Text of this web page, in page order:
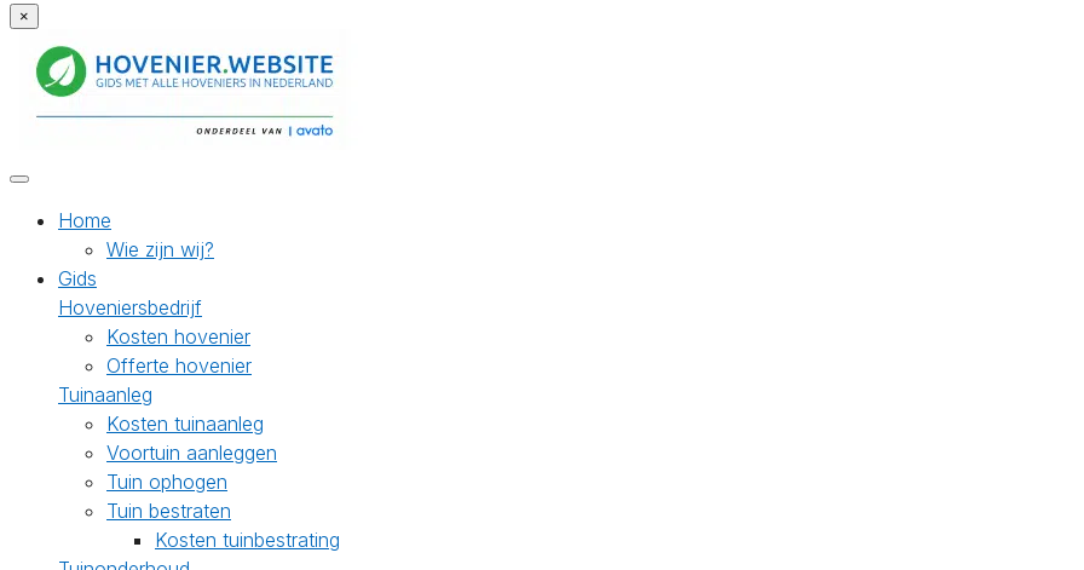
×
Home
Wie zijn wij?
Gids
Hoveniersbedrijf
Kosten hovenier
Offerte hovenier
Tuinaanleg
Kosten tuinaanleg
Voortuin aanleggen
Tuin ophogen
Tuin bestraten
Kosten tuinbestrating